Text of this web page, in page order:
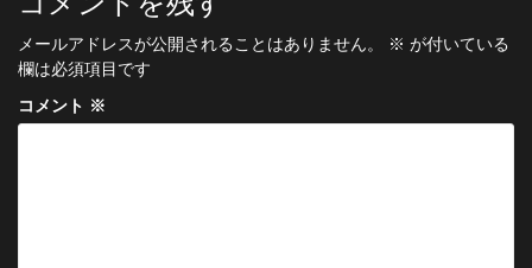
ゲ
ー
シ
メールアドレスが公開されることはありません。 ※ が付いている
欄は必須項目です
コメント ※